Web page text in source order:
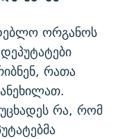
ᲐᲛᲑᲐᲕᲘ
ორგანოს
რათა
რა, რომ